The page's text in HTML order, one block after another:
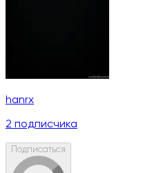
hanrx
2 подписчика
Подписаться